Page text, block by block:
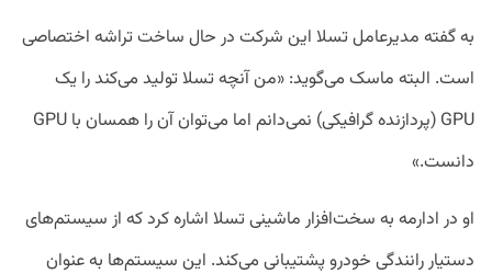
به گفته مدیرعامل تسلا این شرکت در حال ساخت تراشه اختصاصی
است. البته ماسک می‌گوید: «من آنچه تسلا تولید می‌کند را یک
GPU (پردازنده گرافیکی) نمی‌دانم اما می‌توان آن را همسان با GPU
دانست.»
او در ادارمه به سخت‌افزار ماشینی تسلا اشاره کرد که از ‌سیستم‌های
دستیار رانندگی خودرو پشتیبانی می‌کند. این سیستم‌ها به عنوان